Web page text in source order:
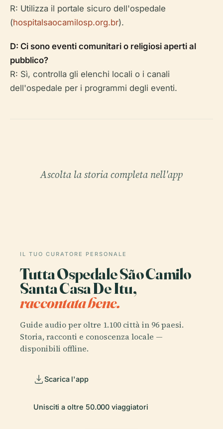
R: Utilizza il portale sicuro dell'ospedale
(hospitalsaocamilosp.org.br).
D: Ci sono eventi comunitari o religiosi aperti al
pubblico?
R: Sì, controlla gli elenchi locali o i canali
dell'ospedale per i programmi degli eventi.
Ascolta la storia completa nell'app
IL TUO CURATORE PERSONALE
Tutta Ospedale São Camilo
Santa Casa De Itu,
raccontata bene.
Guide audio per oltre 1.100 città in 96 paesi.
Storia, racconti e conoscenza locale —
disponibili offline.
Scarica l'app
Unisciti a oltre 50.000 viaggiatori